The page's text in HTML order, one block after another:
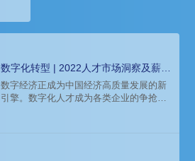
数字化转型 | 2022人才市场洞察及薪酬
指南
数字经济正成为中国经济高质量发展的新
引擎。数字化人才成为各类企业的争抢焦